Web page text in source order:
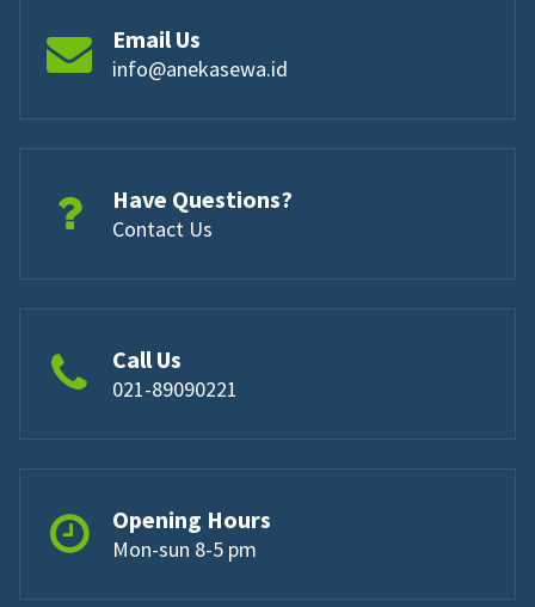
Email Us
info@anekasewa.id
Have Questions?
Contact Us
Call Us
021-89090221
Opening Hours
Mon-sun 8-5 pm